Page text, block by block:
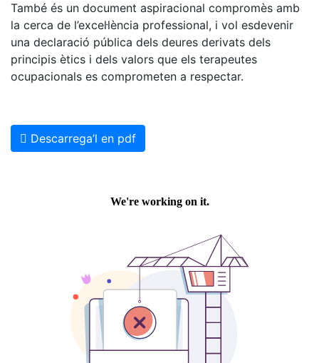
També és un document aspiracional compromès amb
la cerca de l’excel·lència professional, i vol esdevenir
una declaració pública dels deures derivats dels
principis ètics i dels valors que els terapeutes
ocupacionals es comprometen a respectar.
Descarrega’l en pdf